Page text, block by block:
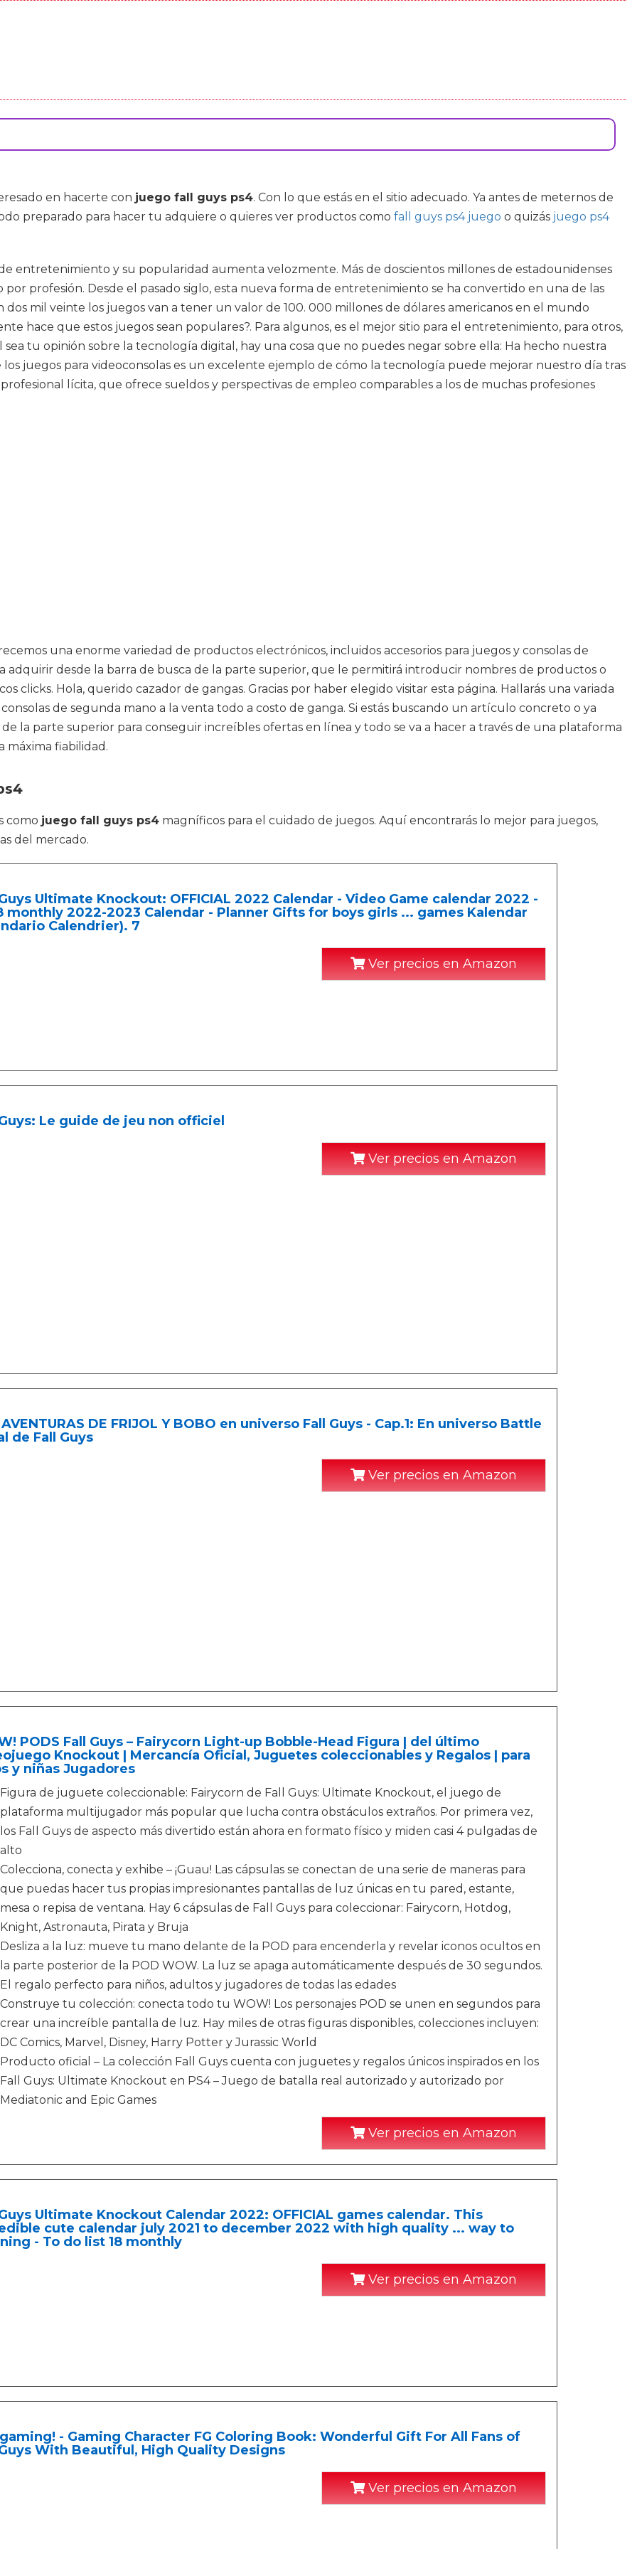
en hacerte con juego fall guys ps4. Con lo que estás en el sitio adecuado. Ya antes de meternos de
preparado para hacer tu adquiere o quieres ver productos como fall guys ps4 juego o quizás juego ps4
entretenimiento y su popularidad aumenta velozmente. Más de doscientos millones de estadounidenses
profesión. Desde el pasado siglo, esta nueva forma de entretenimiento se ha convertido en una de las
mil veinte los juegos van a tener un valor de 100. 000 millones de dólares americanos en el mundo
hace que estos juegos sean populares?. Para algunos, es el mejor sitio para el entretenimiento, para otros,
tu opinión sobre la tecnología digital, hay una cosa que no puedes negar sobre ella: Ha hecho nuestra
juegos para videoconsolas es un excelente ejemplo de cómo la tecnología puede mejorar nuestro día tras
lícita, que ofrece sueldos y perspectivas de empleo comparables a los de muchas profesiones
una enorme variedad de productos electrónicos, incluidos accesorios para juegos y consolas de
adquirir desde la barra de busca de la parte superior, que le permitirá introducir nombres de productos o
clicks. Hola, querido cazador de gangas. Gracias por haber elegido visitar esta página. Hallarás una variada
de segunda mano a la venta todo a costo de ganga. Si estás buscando un artículo concreto o ya
la parte superior para conseguir increíbles ofertas en línea y todo se va a hacer a través de una plataforma
máxima fiabilidad.
como juego fall guys ps4 magníficos para el cuidado de juegos. Aquí encontrarás lo mejor para juegos,
del mercado.
Ultimate Knockout: OFFICIAL 2022 Calendar - Video Game calendar 2022 -
monthly 2022-2023 Calendar - Planner Gifts for boys girls ... games Kalendar
Calendrier). 7
Ver precios en Amazon
Le guide de jeu non officiel
Ver precios en Amazon
DE FRIJOL Y BOBO en universo Fall Guys - Cap.1: En universo Battle
de Fall Guys
Ver precios en Amazon
PODS Fall Guys – Fairycorn Light-up Bobble-Head Figura | del último
Knockout | Mercancía Oficial, Juguetes coleccionables y Regalos | para
y niñas Jugadores
Figura de juguete coleccionable: Fairycorn de Fall Guys: Ultimate Knockout, el juego de
plataforma multijugador más popular que lucha contra obstáculos extraños. Por primera vez,
los Fall Guys de aspecto más divertido están ahora en formato físico y miden casi 4 pulgadas de
alto
Colecciona, conecta y exhibe – ¡Guau! Las cápsulas se conectan de una serie de maneras para
que puedas hacer tus propias impresionantes pantallas de luz únicas en tu pared, estante,
mesa o repisa de ventana. Hay 6 cápsulas de Fall Guys para coleccionar: Fairycorn, Hotdog,
Knight, Astronauta, Pirata y Bruja
Desliza a la luz: mueve tu mano delante de la POD para encenderla y revelar iconos ocultos en
la parte posterior de la POD WOW. La luz se apaga automáticamente después de 30 segundos.
El regalo perfecto para niños, adultos y jugadores de todas las edades
Construye tu colección: conecta todo tu WOW! Los personajes POD se unen en segundos para
crear una increíble pantalla de luz. Hay miles de otras figuras disponibles, colecciones incluyen:
DC Comics, Marvel, Disney, Harry Potter y Jurassic World
Producto oficial – La colección Fall Guys cuenta con juguetes y regalos únicos inspirados en los
Fall Guys: Ultimate Knockout en PS4 – Juego de batalla real autorizado y autorizado por
Mediatonic and Epic Games
Ver precios en Amazon
Ultimate Knockout Calendar 2022: OFFICIAL games calendar. This
cute calendar july 2021 to december 2022 with high quality ... way to
- To do list 18 monthly
Ver precios en Amazon
- Gaming Character FG Coloring Book: Wonderful Gift For All Fans of
With Beautiful, High Quality Designs
Ver precios en Amazon